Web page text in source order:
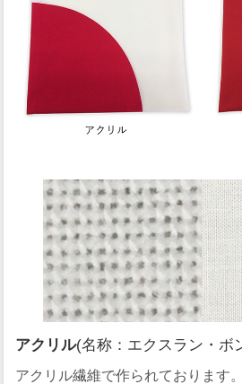
アクリル(名称：エクスラン・ボ
アクリル繊維で作られております。